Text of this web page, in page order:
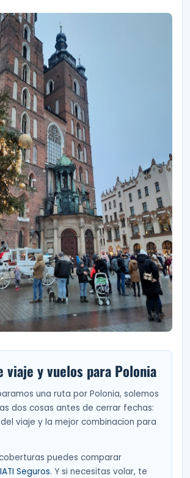
viaje y vuelos para Polonia
una ruta por Polonia, solemos
dos cosas antes de cerrar fechas:
viaje y la mejor combinacion para
puedes comparar
IATI Seguros. Y si necesitas volar, te